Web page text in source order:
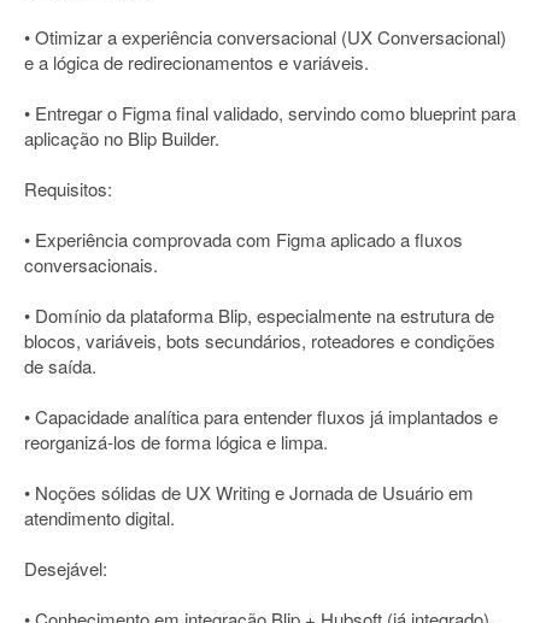
• Otimizar a experiência conversacional (UX Conversacional)
e a lógica de redirecionamentos e variáveis.
• Entregar o Figma final validado, servindo como blueprint para
aplicação no Blip Builder.
Requisitos:
• Experiência comprovada com Figma aplicado a fluxos
conversacionais.
• Domínio da plataforma Blip, especialmente na estrutura de
blocos, variáveis, bots secundários, roteadores e condições
de saída.
• Capacidade analítica para entender fluxos já implantados e
reorganizá-los de forma lógica e limpa.
• Noções sólidas de UX Writing e Jornada de Usuário em
atendimento digital.
Desejável: